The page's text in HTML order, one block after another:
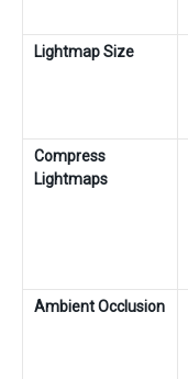
Lightmap Size
Compress
Lightmaps
Ambient Occlusion